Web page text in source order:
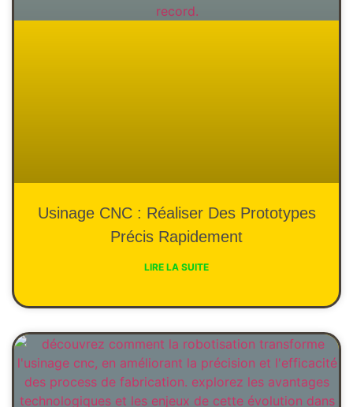
Usinage CNC : Réaliser Des Prototypes
Précis Rapidement
LIRE LA SUITE